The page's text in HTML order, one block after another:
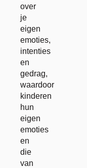
over
je
eigen
emoties,
intenties
en
gedrag,
waardoor
kinderen
hun
eigen
emoties
en
die
van